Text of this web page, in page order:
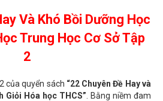
Và Khó Bồi Dưỡng Học
Trung Học Cơ Sở Tập
2
của quyển sách “22 Chuyên Đề Hay và
Giỏi Hóa học THCS” . Bằng niềm đam